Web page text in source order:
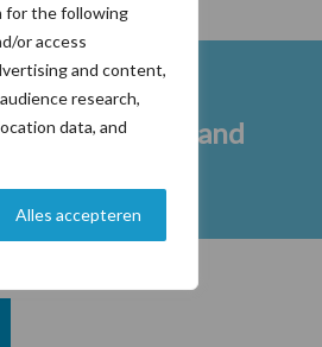
for the following
or access
and content,
research,
data, and
Alles accepteren
Grasland